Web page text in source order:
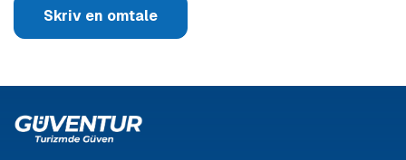
Skriv en omtale